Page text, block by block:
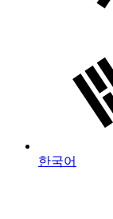
한국어